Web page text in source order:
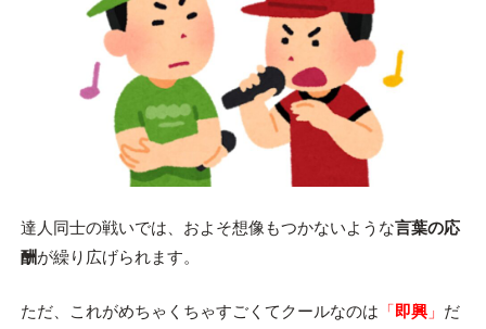
達人同士の戦いでは、およそ想像もつかないような言葉の応
酬が繰り広げられます。
ただ、これがめちゃくちゃすごくてクールなのは 「即興」 だ